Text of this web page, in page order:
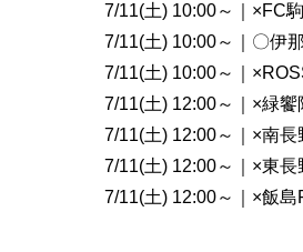
7/11(土) 10:00～｜
7/11(土) 10:00～｜〇
7/11(土) 10:00～｜
7/11(土) 12:00～｜×緑
7/11(土) 12:00～｜×南
7/11(土) 12:00～｜×東
7/11(土) 12:00～｜×飯